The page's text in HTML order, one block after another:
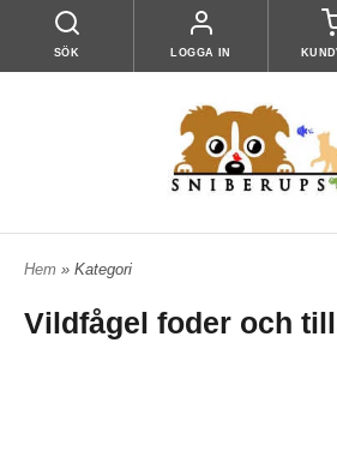
SÖK LOGGA IN
Hem » Kategori
Vildfågel foder och